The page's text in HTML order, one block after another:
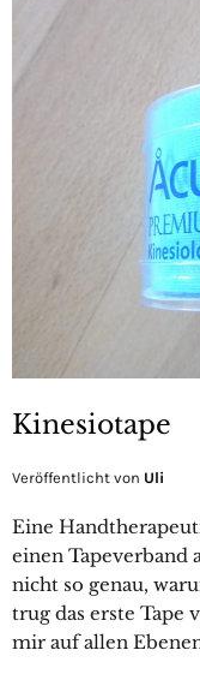
Kinesiotape
Veröffentlicht von Uli
Eine
einen Tapeverband
nicht so genau,
trug das erste Tape
mir auf allen